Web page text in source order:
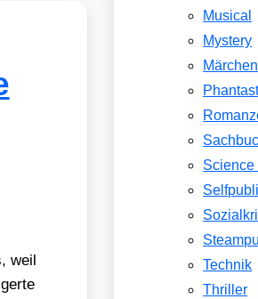
weil
Musical
Mystery
Märchen
Science
Technik
Thriller